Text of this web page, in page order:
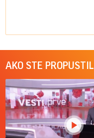
AKO STE PROPUSTILI